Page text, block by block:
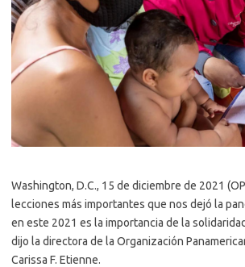
Washington, D.C., 15 de diciembre de 2021
lecciones más importantes que nos dejó la
en este 2021 es la importancia de la
dijo la directora de la Organización
Carissa F. Etienne.